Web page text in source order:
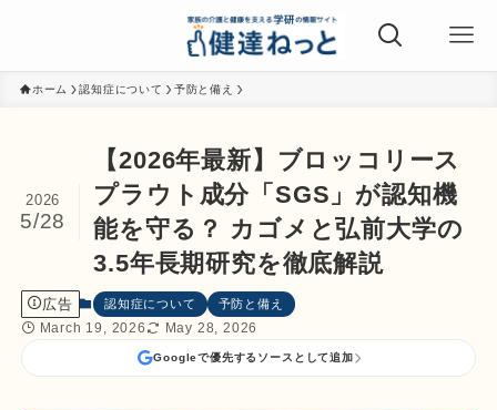
ホーム 認知症について 予防と備え
【2026年最新】ブロッコリース
プラウト成分「SGS」が認知機
能を守る？ カゴメと弘前大学の
3.5年長期研究を徹底解説
2026
5/28
広告 認知症について 予防と備え
March 19, 2026 May 28, 2026
Googleで優先するソースとして追加